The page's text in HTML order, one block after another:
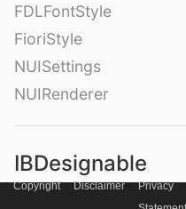
FDLFontStyle
FioriStyle
NUISettings
NUIRenderer
IBDesignable
NibDesignableProtocol
Copyright Disclaimer
Privacy